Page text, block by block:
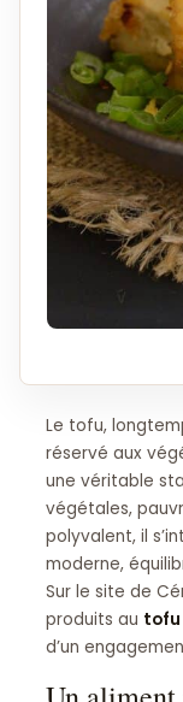
Le tofu,
réservé aux
une véritable
végétales,
polyvalent, il
moderne,
Sur le site de
produits au tofu
d’un